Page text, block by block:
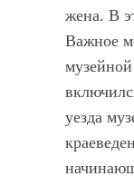
жена. В
Важное
уезда